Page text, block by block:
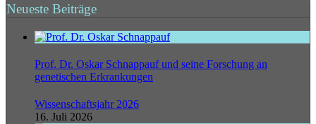
Neueste Beiträge
Prof. Dr. Oskar Schnappauf und seine Forschung an
genetischen Erkrankungen
Wissenschaftsjahr 2026
16. Juli 2026